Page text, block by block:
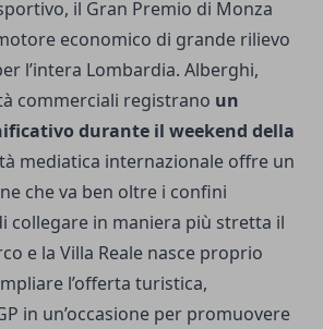
il Gran Premio di Monza
economico di grande rilievo
l’intera Lombardia. Alberghi,
commerciali registrano un
durante il weekend della
mediatica internazionale offre un
che va ben oltre i confini
collegare in maniera più stretta il
e la Villa Reale nasce proprio
l’offerta turistica,
in un’occasione per promuovere